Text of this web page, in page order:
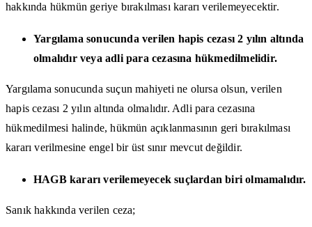
hakkında hükmün geriye bırakılması kararı verilemeyecektir.
Yargılama sonucunda verilen hapis cezası 2 yılın altında
olmalıdır veya adli para cezasına hükmedilmelidir.
Yargılama sonucunda suçun mahiyeti ne olursa olsun, verilen
hapis cezası 2 yılın altında olmalıdır. Adli para cezasına
hükmedilmesi halinde, hükmün açıklanmasının geri bırakılması
kararı verilmesine engel bir üst sınır mevcut değildir.
HAGB kararı verilemeyecek suçlardan biri olmamalıdır.
Sanık hakkında verilen ceza;